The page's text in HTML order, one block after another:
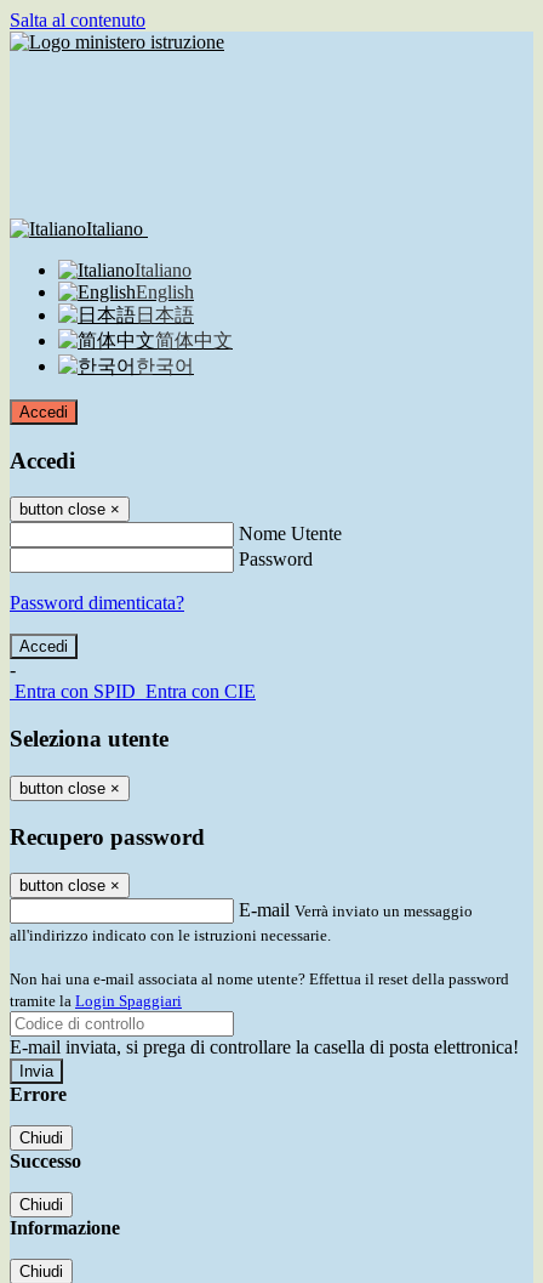
Salta al contenuto
Italiano
Italiano
English
日本語
简体中文
한국어
Accedi
Accedi
button close ×
Nome Utente
Password
Password dimenticata?
-
Entra con SPID Entra con CIE
Seleziona utente
button close ×
Recupero password
button close ×
E-mail Verrà inviato un messaggio
all'indirizzo indicato con le istruzioni necessarie.
Non hai una e-mail associata al nome utente? Effettua il reset della password
tramite la Login Spaggiari
E-mail inviata, si prega di controllare la casella di posta elettronica!
Errore
Chiudi
Successo
Chiudi
Informazione
Chiudi